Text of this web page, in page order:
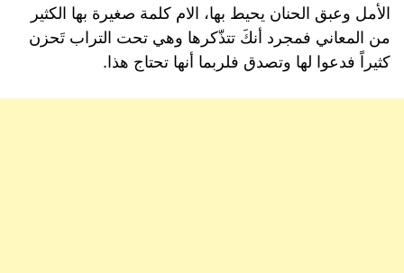
الأمل وعبق الحنان يحيط بها، الام كلمة صغيرة بها الكثير
من المعاني فمجرد أنكَ تتذّكرها وهي تحت التراب تَحزن
كثيراً فدعوا لها وتصدق فلربما أنها تحتاج هذا.